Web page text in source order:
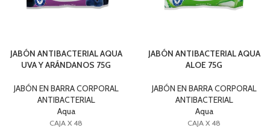
JABÓN ANTIBACTERIAL AQUA
UVA Y ARÁNDANOS 75G
JABÓN EN BARRA CORPORAL
ANTIBACTERIAL
Aqua
CAJA X 48
JABÓN ANTIBACTERIAL AQUA
ALOE 75G
JABÓN EN BARRA CORPORAL
ANTIBACTERIAL
Aqua
CAJA X 48